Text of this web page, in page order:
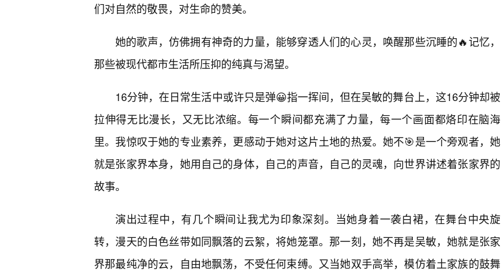
们对自然的敬畏，对生命的赞美。
她的歌声，仿佛拥有神奇的力量，能够穿透人们的心灵，唤醒那些沉睡的🔥记忆，
那些被现代都市生活所压抑的纯真与渴望。
16分钟，在日常生活中或许只是弹😀指一挥间，但在吴敏的舞台上，这16分钟却被
拉伸得无比漫长，又无比浓缩。每一个瞬间都充满了力量，每一个画面都烙印在脑海
里。我惊叹于她的专业素养，更感动于她对这片土地的热爱。她不🎯是一个旁观者，她
就是张家界本身，她用自己的身体，自己的声音，自己的灵魂，向世界讲述着张家界的
故事。
演出过程中，有几个瞬间让我尤为印象深刻。当她身着一袭白裙，在舞台中央旋
转，漫天的白色丝带如同飘落的云絮，将她笼罩。那一刻，她不再是吴敏，她就是张家
界那最纯净的云，自由地飘荡，不受任何束缚。又当她双手高举，模仿着土家族的鼓舞